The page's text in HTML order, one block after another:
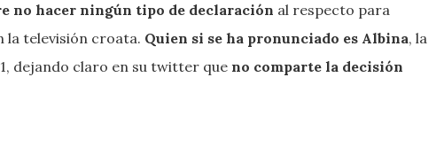
no hacer ningún tipo de declaración al respecto para
la televisión croata. Quien si se ha pronunciado es Albina, la
dejando claro en su twitter que no comparte la decisión